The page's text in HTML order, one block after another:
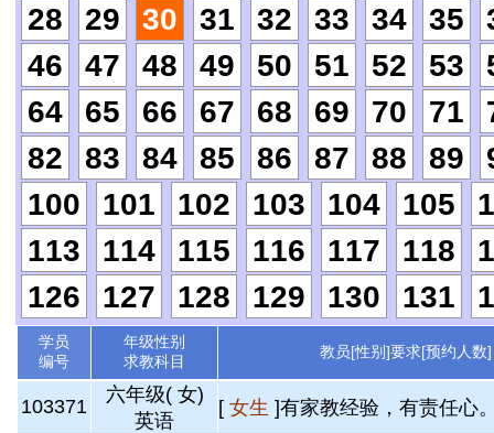
28
29 30 31 32 33 34 35
46
47 48 49 50 51 52 53
64
65 66 67 68 69 70 71
82
83 84 85 86 87 88 89
100
101 102 103 104 105
113
114 115 116 117 118
126
127 128 129 130 131
学员
编号
年级性别
求教科目
教员[性别]要求[预约人数]
103371
六年级( 女)
英语
[ 女生 ]有家教经验，有责任心